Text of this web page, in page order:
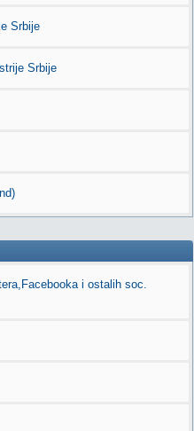
Srbije
Srbije
i ostalih soc.